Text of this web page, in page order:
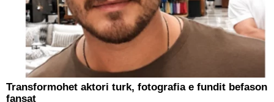
Transformohet aktori turk, fotografia e fundit befason
fansat